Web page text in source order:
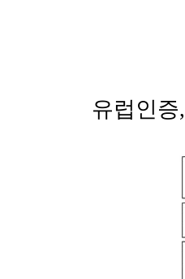
유럽인